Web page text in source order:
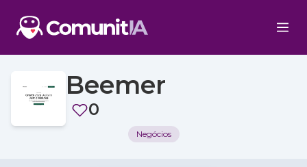
Beemer
0
Negócios